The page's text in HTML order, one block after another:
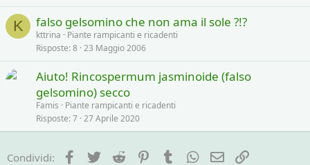
K falso gelsomino che non ama il sole ?!?
kttrina
Piante rampicanti e ricadenti
Risposte 8 23 Maggio 2006
Aiuto! Rincospermum jasminoide (falso
gelsomino) secco
Famis
Piante rampicanti e ricadenti
Risposte 7 27 Aprile 2020
Condividi: Facebook
Twitter Reddit PinterestTumblrWhatsApp
e-mail